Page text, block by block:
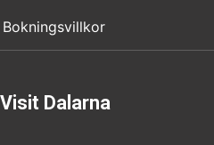
Bokningsvillkor
Visit Dalarna